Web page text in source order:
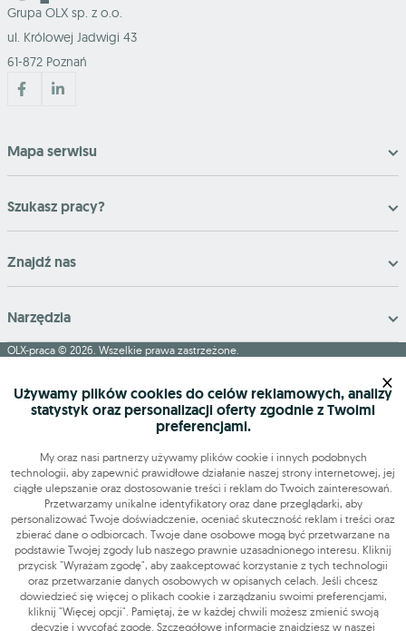
Grupa OLX sp. z o.o.
ul. Królowej Jadwigi 43
61-872 Poznań
Mapa serwisu
Szukasz pracy?
Znajdź nas
Narzędzia
OLX-praca © 2026. Wszelkie prawa zastrzeżone.
Praca dodatkowa i sezonowa
Używamy plików cookies do celów reklamowych, analizy
statystyk oraz personalizacji oferty zgodnie z Twoimi
preferencjami.
My oraz nasi partnerzy używamy plików cookie i innych podobnych
technologii, aby zapewnić prawidłowe działanie naszej strony internetowej, jej
ciągłe ulepszanie oraz dostosowanie treści i reklam do Twoich zainteresowań.
Przetwarzamy unikalne identyfikatory oraz dane przeglądarki, aby
personalizować Twoje doświadczenie, oceniać skuteczność reklam i treści oraz
zbierać dane o odbiorcach. Twoje dane osobowe mogą być przetwarzane na
podstawie Twojej zgody lub naszego prawnie uzasadnionego interesu. Kliknij
przycisk "Wyrażam zgodę", aby zaakceptować korzystanie z tych technologii
oraz przetwarzanie danych osobowych w opisanych celach. Jeśli chcesz
dowiedzieć się więcej o plikach cookie i zarządzaniu swoimi preferencjami,
kliknij "Więcej opcji". Pamiętaj, że w każdej chwili możesz zmienić swoją
decyzję i wycofać zgodę. Szczegółowe informacje znajdziesz w naszej
×